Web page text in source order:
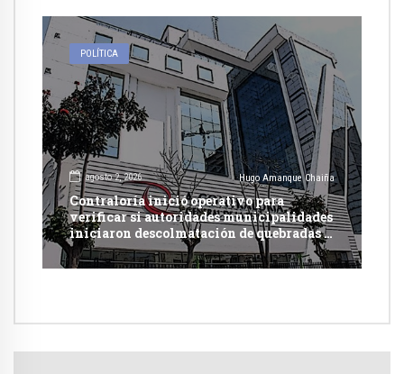
POLÍTICA
agosto 2, 2026 Hugo Amanque Chaiña
Contraloría inició operativo para
verificar si autoridades municipalidades
iniciaron descolmatación de quebradas y
ríos ante Fenómeno del Niño